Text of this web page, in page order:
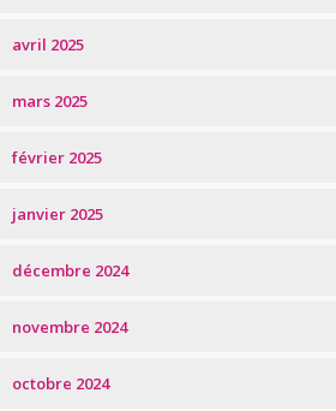
avril 2025
mars 2025
février 2025
janvier 2025
décembre 2024
novembre 2024
octobre 2024